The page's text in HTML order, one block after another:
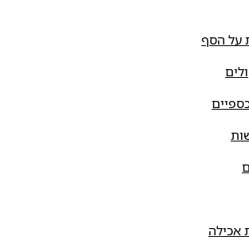
על הסף
אכילה